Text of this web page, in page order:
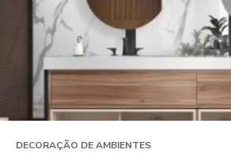
DECORAÇÃO DE AMBIENTES